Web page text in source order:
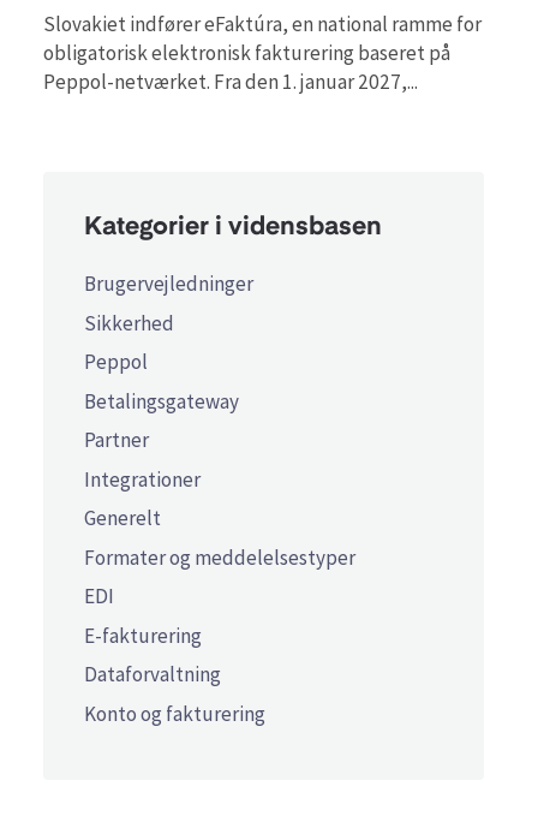
Slovakiet indfører eFaktúra, en national ramme for
obligatorisk elektronisk fakturering baseret på
Peppol-netværket. Fra den 1. januar 2027,...
Kategorier i vidensbasen
Brugervejledninger
Sikkerhed
Peppol
Betalingsgateway
Partner
Integrationer
Generelt
Formater og meddelelsestyper
EDI
E-fakturering
Dataforvaltning
Konto og fakturering